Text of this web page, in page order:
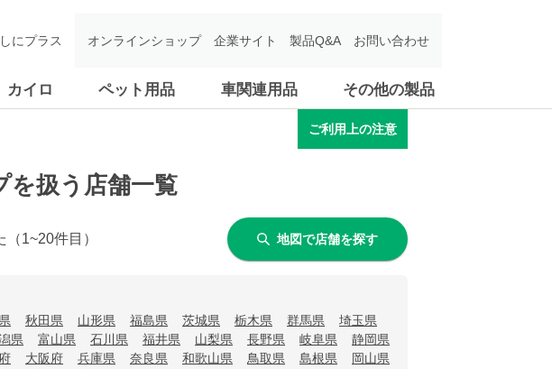
カイロ ペット用品 車関連用品 その他の製品
にプラス オンラインショップ 企業サイト 製品Q&A お問い合わせ
ご利用上の注意
を扱う店舗一覧
（1~20件目） 地図で店舗を探す
秋田県 山形県 福島県 茨城県 栃木県 群馬県
埼玉県
県 富山県 石川県 福井県 山梨県 長野県 岐阜県
静岡県
大阪府 兵庫県 奈良県 和歌山県 鳥取県 島根県
岡山県